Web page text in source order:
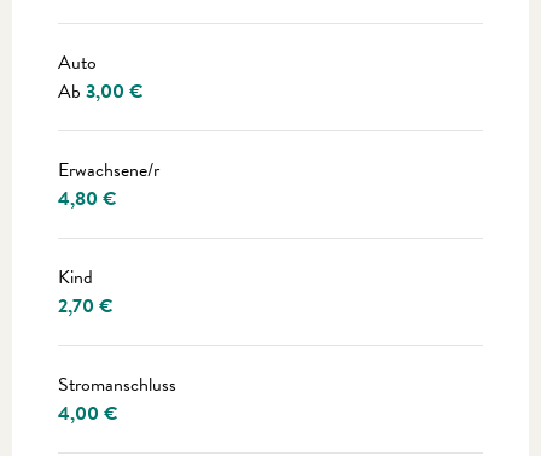
Auto
Ab 3,00 €
Erwachsene/r
4,80 €
Kind
2,70 €
Stromanschluss
4,00 €